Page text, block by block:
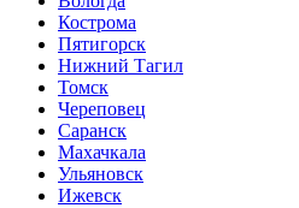
Кострома
Пятигорск
Нижний Тагил
Томск
Череповец
Саранск
Махачкала
Ульяновск
Ижевск